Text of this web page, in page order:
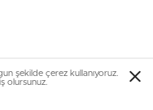
şekilde çerez kullanıyoruz.
olursunuz.